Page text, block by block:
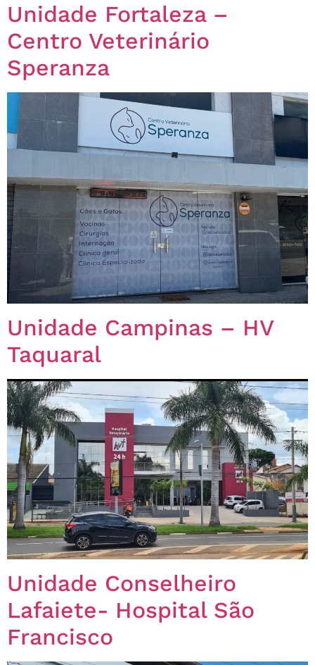
Unidade Fortaleza –
Centro Veterinário
Speranza
Unidade Campinas – HV
Taquaral
Unidade Conselheiro
Lafaiete- Hospital São
Francisco